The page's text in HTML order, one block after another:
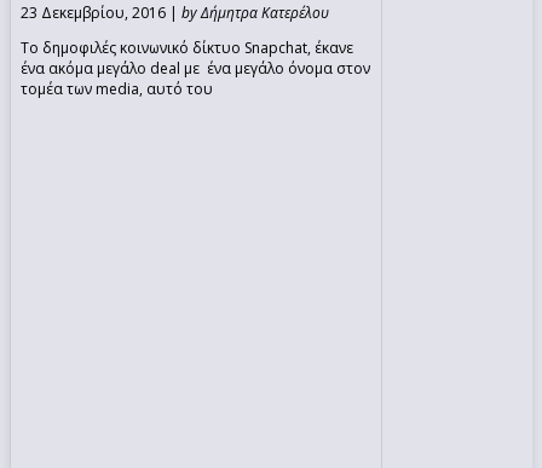
23 Δεκεμβρίου, 2016 | by Δήμητρα Κατερέλου
Το δημοφιλές κοινωνικό δίκτυο Snapchat, έκανε
ένα ακόμα μεγάλο deal με ένα μεγάλο όνομα στον
τομέα των media, αυτό του